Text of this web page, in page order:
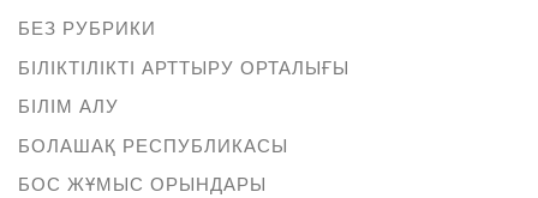
БЕЗ РУБРИКИ
БІЛІКТІЛІКТІ АРТТЫРУ ОРТАЛЫҒЫ
БІЛІМ АЛУ
БОЛАШАҚ РЕСПУБЛИКАСЫ
БОС ЖҰМЫС ОРЫНДАРЫ